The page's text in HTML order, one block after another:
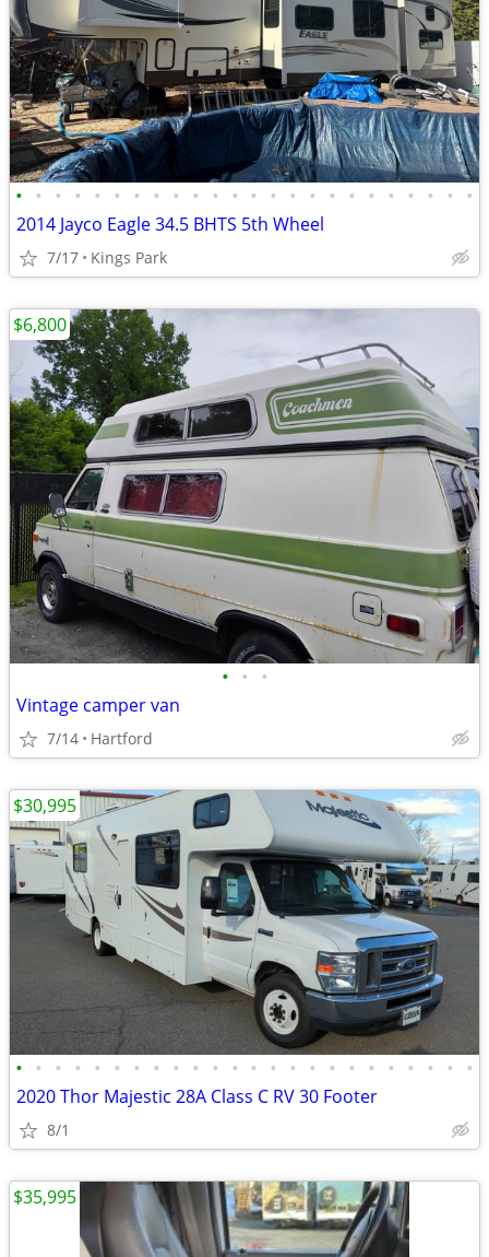
• • • • • • • • • • • • • • • • • • • • • • • •
2014 Jayco Eagle 34.5 BHTS 5th Wheel
7/17 Kings Park
• • •
Vintage camper van
7/14 Hartford
$6,800
• • • • • • • • • • • • • • • • • • • • • • • •
2020 Thor Majestic 28A Class C RV 30 Footer
8/1
$30,995
$35,995